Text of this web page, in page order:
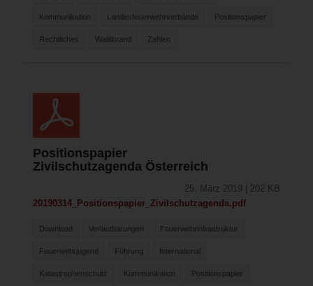
Kommunikation Landesfeuerwehrverbände Positionspapier
Rechtliches Waldbrand Zahlen
Positionspapier
Zivilschutzagenda Österreich
25. März 2019 | 202 KB
20190314_Positionspapier_Zivilschutzagenda.pdf
Download Verlautbarungen Feuerwehrinfrastruktur
Feuerwehrjugend Führung International
Katastrophenschutz Kommunikation Positionspapier